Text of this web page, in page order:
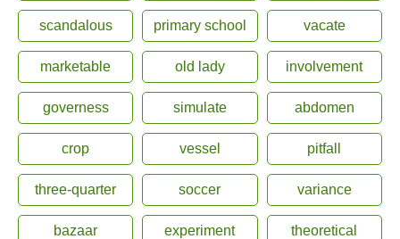
scandalous primary school vacate
marketable old lady involvement
governess simulate abdomen
crop vessel pitfall
three-quarter soccer variance
bazaar experiment theoretical